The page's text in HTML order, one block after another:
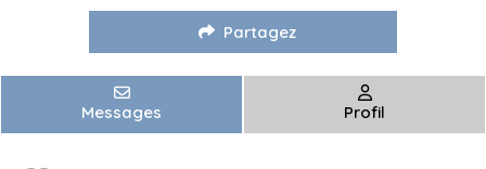
Partagez
Messages Profil